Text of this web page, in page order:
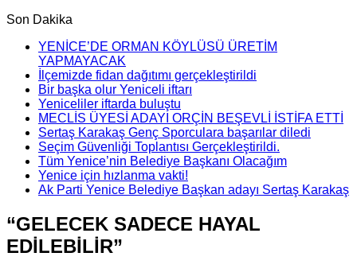
Son Dakika
YENİCE’DE ORMAN KÖYLÜSÜ ÜRETİM
YAPMAYACAK
İlçemizde fidan dağıtımı gerçekleştirildi
Bir başka olur Yeniceli iftarı
Yeniceliler iftarda buluştu
MECLİS ÜYESİ ADAYI ORÇİN BEŞEVLİ İSTİFA ETTİ
Sertaş Karakaş Genç Sporculara başarılar diledi
Seçim Güvenliği Toplantısı Gerçekleştirildi.
Tüm Yenice’nin Belediye Başkanı Olacağım
Yenice için hızlanma vakti!
Ak Parti Yenice Belediye Başkan adayı Sertaş Karakaş
“GELECEK SADECE HAYAL
EDİLEBİLİR”